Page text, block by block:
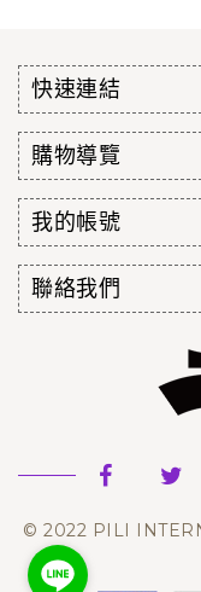
快速連結
購物導覽
我的帳號
聯絡我們
© 2022 PILI